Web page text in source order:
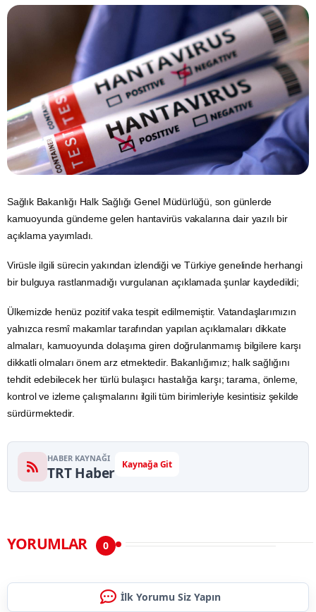
Sağlık Bakanlığı Halk Sağlığı Genel Müdürlüğü, son günlerde
kamuoyunda gündeme gelen hantavirüs vakalarına dair yazılı bir
açıklama yayımladı.
Virüsle ilgili sürecin yakından izlendiği ve Türkiye genelinde herhangi
bir bulguya rastlanmadığı vurgulanan açıklamada şunlar kaydedildi;
Ülkemizde henüz pozitif vaka tespit edilmemiştir. Vatandaşlarımızın
yalnızca resmî makamlar tarafından yapılan açıklamaları dikkate
almaları, kamuoyunda dolaşıma giren doğrulanmamış bilgilere karşı
dikkatli olmaları önem arz etmektedir. Bakanlığımız; halk sağlığını
tehdit edebilecek her türlü bulaşıcı hastalığa karşı; tarama, önleme,
kontrol ve izleme çalışmalarını ilgili tüm birimleriyle kesintisiz şekilde
sürdürmektedir.
HABER KAYNAĞI
TRT Haber Kaynağa Git
YORUMLAR 0
İlk Yorumu Siz Yapın